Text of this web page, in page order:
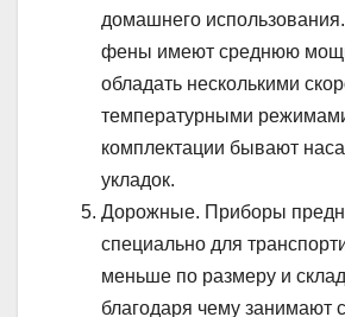
домашнего
фены имеют среднюю
обладать несколькими
температурными
комплектации бывают
укладок.
Дорожные. Приборы
специально для
меньше по размеру и
благодаря чему занимают